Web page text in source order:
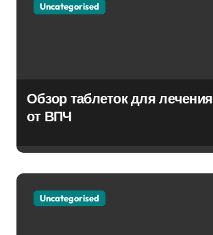
Uncategorised
Обзор таблеток для лечения
от ВПЧ
Uncategorised